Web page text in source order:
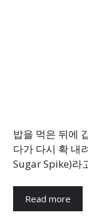
밥을 먹은 뒤에
다가 다시 확 내
Sugar Spike)라
Read more